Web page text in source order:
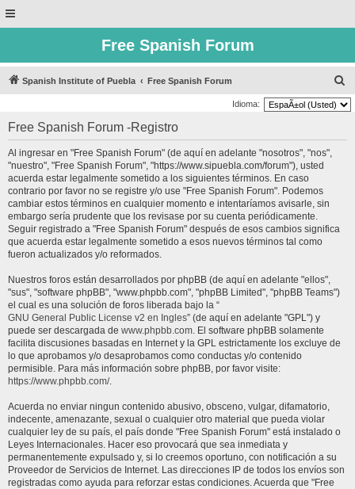
Free Spanish Forum
Spanish Institute of Puebla Free Spanish Forum
u
Idioma:
Free Spanish Forum -Registro
Al ingresar en "Free Spanish Forum" (de aquí en adelante "nosotros", "nos",
"nuestro", "Free Spanish Forum", "https://www.sipuebla.com/forum"), usted
acuerda estar legalmente sometido a los siguientes términos. En caso
contrario por favor no se registre y/o use "Free Spanish Forum". Podemos
cambiar estos términos en cualquier momento e intentaríamos avisarle, sin
embargo sería prudente que los revisase por su cuenta periódicamente.
Seguir registrado a "Free Spanish Forum" después de esos cambios significa
que acuerda estar legalmente sometido a esos nuevos términos tal como
fueron actualizados y/o reformados.
Nuestros foros están desarrollados por phpBB (de aquí en adelante "ellos",
"sus", "software phpBB", "www.phpbb.com", "phpBB Limited", "phpBB Teams")
el cual es una solución de foros liberada bajo la “
GNU General Public License v2 en Ingles” (de aquí en adelante "GPL") y
puede ser descargada de www.phpbb.com. El software phpBB solamente
facilita discusiones basadas en Internet y la GPL estrictamente los excluye de
lo que aprobamos y/o desaprobamos como conductas y/o contenido
permisible. Para más información sobre phpBB, por favor visite:
https://www.phpbb.com/.
Acuerda no enviar ningun contenido abusivo, obsceno, vulgar, difamatorio,
indecente, amenazante, sexual o cualquier otro material que pueda violar
cualquier ley de su país, el país donde "Free Spanish Forum" está instalado o
Leyes Internacionales. Hacer eso provocará que sea inmediata y
permanentemente expulsado y, si lo creemos oportuno, con notificación a su
Proveedor de Servicios de Internet. Las direcciones IP de todos los envíos son
registradas como ayuda para reforzar estas condiciones. Acuerda que "Free